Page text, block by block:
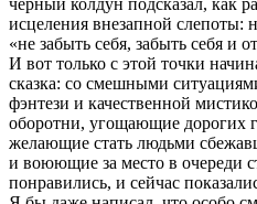
исцеления внезапной слепоты:
«не забыть себя, забыть себя и
И вот только с этой точки
сказка: со смешными
фэнтези и качественной
оборотни, угощающие дорогих
желающие стать людьми
и воюющие за место в очереди
понравились, и сейчас